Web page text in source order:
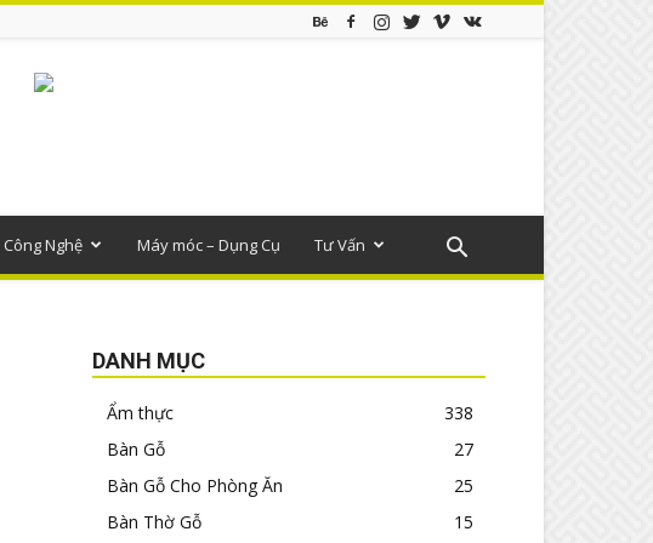
Công Nghệ Máy móc – Dụng Cụ Tư Vấn
DANH MỤC
Ẩm thực
338
Bàn Gỗ
27
Bàn Gỗ Cho Phòng Ăn
25
Bàn Thờ Gỗ
15